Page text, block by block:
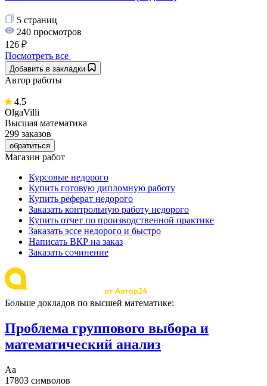
5 страниц
240 просмотров
126 ₽
Посмотреть все
Добавить в закладки
Автор работы
4.5
OlgaVilli
Высшая математика
299 заказов
обратиться
Магазин работ
Курсовые недорого
Купить готовую дипломную работу
Купить реферат недорого
Заказать контрольную работу недорого
Купить отчет по производственной практике
Заказать эссе недорого и быстро
Написать ВКР на заказ
Заказать сочинение
Больше докладов по высшей математике:
Проблема группового выбора и
математический анализ
Аа
17803 символов